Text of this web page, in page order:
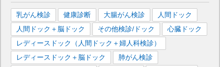
乳がん検診 健康診断 大腸がん検診
人間ドック
人間ドック＋脳ドック
その他検診/ドック
心臓ドック
レディースドック（人間ドック＋婦人科検診）
レディースドック＋脳ドック
肺がん検診